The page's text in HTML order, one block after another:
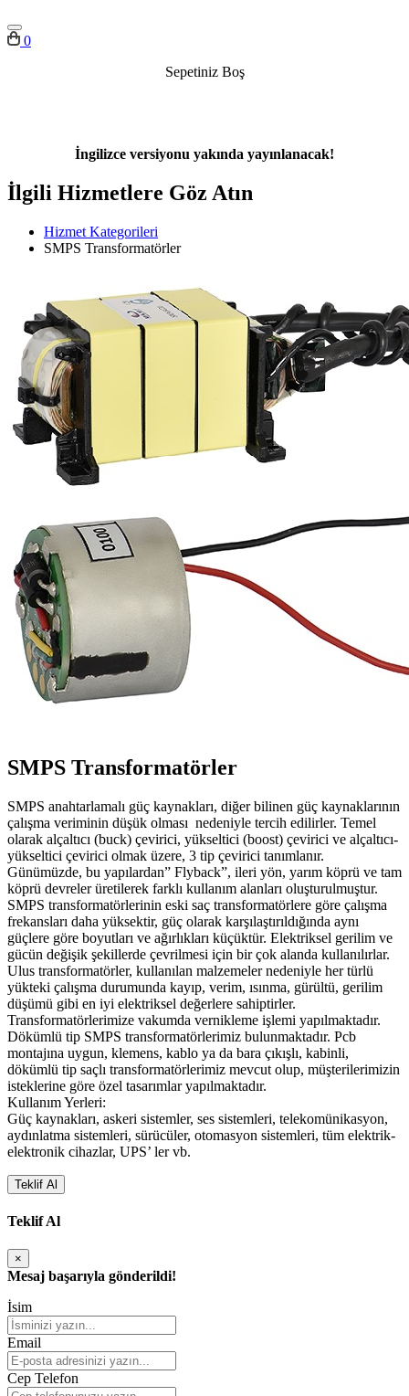
0
Sepetiniz Boş
İngilizce versiyonu yakında yayınlanacak!
İlgili Hizmetlere Göz Atın
Hizmet Kategorileri
SMPS Transformatörler
SMPS Transformatörler
SMPS anahtarlamalı güç kaynakları, diğer bilinen güç kaynaklarının
çalışma veriminin düşük olması nedeniyle tercih edilirler. Temel
olarak alçaltıcı (buck) çevirici, yükseltici (boost) çevirici ve alçaltıcı-
yükseltici çevirici olmak üzere, 3 tip çevirici tanımlanır.
Günümüzde, bu yapılardan” Flyback”, ileri yön, yarım köprü ve tam
köprü devreler üretilerek farklı kullanım alanları oluşturulmuştur.
SMPS transformatörlerinin eski saç transformatörlere göre çalışma
frekansları daha yüksektir, güç olarak karşılaştırıldığında aynı
güçlere göre boyutları ve ağırlıkları küçüktür. Elektriksel gerilim ve
gücün değişik şekillerde çevrilmesi için bir çok alanda kullanılırlar.
Ulus transformatörler, kullanılan malzemeler nedeniyle her türlü
yükteki çalışma durumunda kayıp, verim, ısınma, gürültü, gerilim
düşümü gibi en iyi elektriksel değerlere sahiptirler.
Transformatörlerimize vakumda vernikleme işlemi yapılmaktadır.
Dökümlü tip SMPS transformatörlerimiz bulunmaktadır. Pcb
montajına uygun, klemens, kablo ya da bara çıkışlı, kabinli,
dökümlü tip saçlı transformatörlerimiz mevcut olup, müşterilerimizin
isteklerine göre özel tasarımlar yapılmaktadır.
Kullanım Yerleri:
Güç kaynakları, askeri sistemler, ses sistemleri, telekomünikasyon,
aydınlatma sistemleri, sürücüler, otomasyon sistemleri, tüm elektrik-
elektronik cihazlar, UPS’ ler vb.
Teklif Al
Teklif Al
×
Mesaj başarıyla gönderildi!
İsim
Email
Cep Telefon